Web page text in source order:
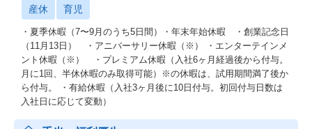
産休 育児
・夏季休暇（7〜9月のうち5日間）・年末年始休暇 ・創業記念日
（11月13日） ・アニバーサリー休暇（※） ・エンターテインメ
ント休暇（※） ・プレミアム休暇（入社6ヶ月経過後から付与。
月に1回、半休休暇のみ取得可能）※の休暇は、試用期間満了後か
ら付与。 ・有給休暇（入社3ヶ月後に10日付与。初回付与日数は
入社日に応じて変動）